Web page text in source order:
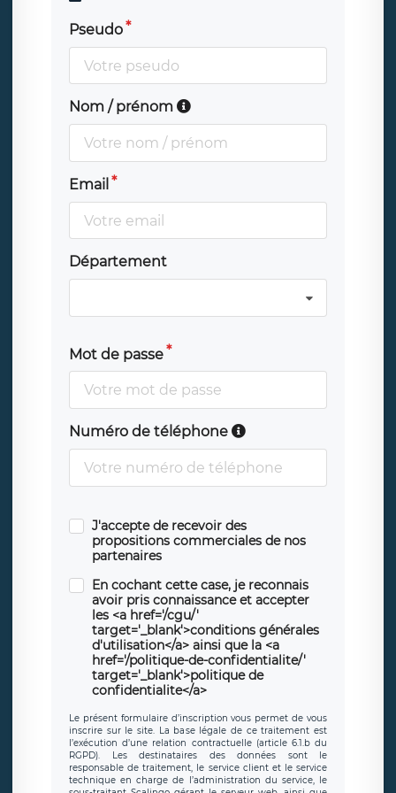
Pseudo
Nom / prénom
Email
Département
Mot de passe
Numéro de téléphone
J'accepte de recevoir des
propositions commerciales de nos
partenaires
En cochant cette case, je reconnais
avoir pris connaissance et accepter
les <a href='/cgu/'
target='_blank'>conditions générales
d'utilisation</a> ainsi que la <a
href='/politique-de-confidentialite/'
target='_blank'>politique de
confidentialite</a>
Le présent formulaire d’inscription vous permet de vous
inscrire sur le site. La base légale de ce traitement est
l’exécution d’une relation contractuelle (article 6.1.b du
RGPD). Les destinataires des données sont le
responsable de traitement, le service client et le service
technique en charge de l’administration du service, le